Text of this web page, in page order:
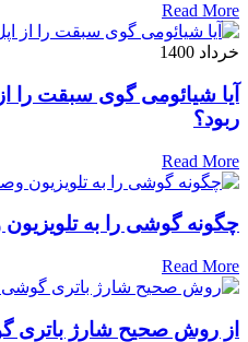
Read More
خرداد 1400
آیا شیائومی گوی سبقت را
ربود؟
Read More
چگونه گوشی را به
Read More
از روش صحیح شارژ باتری